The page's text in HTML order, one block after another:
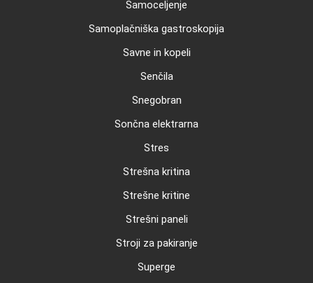
Samoceljenje
Samoplačniška gastroskopija
Savne in kopeli
Senčila
Snegobran
Sončna elektrarna
Stres
Strešna kritina
Strešne kritine
Strešni paneli
Stroji za pakiranje
Superge